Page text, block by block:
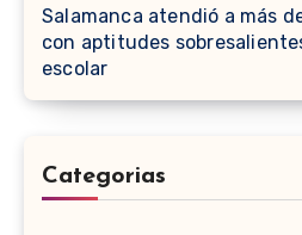
Salamanca atendió a más
con aptitudes
escolar
Categorias